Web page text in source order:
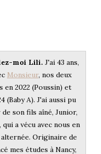
moi Lili. J'ai 43 ans,
Monsieur, nos deux
en 2022 (Poussin) et
(Baby A). J'ai aussi pu
son fils aîné, Junior,
qui a vécu avec nous en
Originaire de
mes études à Nancy,